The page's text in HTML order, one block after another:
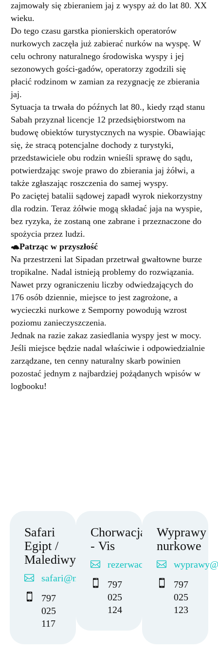
zajmowały się zbieraniem jaj z wyspy aż do lat 80. XX
wieku.
Do tego czasu garstka pionierskich operatorów
nurkowych zaczęła już zabierać nurków na wyspę. W
celu ochrony naturalnego środowiska wyspy i jej
sezonowych gości-gadów, operatorzy zgodzili się
płacić rodzinom w zamian za rezygnację ze zbierania
jaj.
Sytuacja ta trwała do późnych lat 80., kiedy rząd stanu
Sabah przyznał licencje 12 przedsiębiorstwom na
budowę obiektów turystycznych na wyspie. Obawiając
się, że stracą potencjalne dochody z turystyki,
przedstawiciele obu rodzin wnieśli sprawę do sądu,
potwierdzając swoje prawo do zbierania jaj żółwi, a
także zgłaszając roszczenia do samej wyspy.
Po zaciętej batalii sądowej zapadł wyrok niekorzystny
dla rodzin. Teraz żółwie mogą składać jaja na wyspie,
bez ryzyka, że zostaną one zabrane i przeznaczone do
spożycia przez ludzi.
🐢Patrząc w przyszłość
Na przestrzeni lat Sipadan przetrwał gwałtowne burze
tropikalne. Nadal istnieją problemy do rozwiązania.
Nawet przy ograniczeniu liczby odwiedzających do
176 osób dziennie, miejsce to jest zagrożone, a
wycieczki nurkowe z Semporny powodują wzrost
poziomu zanieczyszczenia.
Jednak na razie zakaz zasiedlania wyspy jest w mocy.
Jeśli miejsce będzie nadal właściwie i odpowiedzialnie
zarządzane, ten cenny naturalny skarb powinien
pozostać jednym z najbardziej pożądanych wpisów w
logbooku!
Safari
Egipt /
Malediwy
safari@nautica.pl
797
025
117
Chorwacja
- Vis
rezerwacje@nautica.pl
797
025
124
Wyprawy
nurkowe
797
025
123